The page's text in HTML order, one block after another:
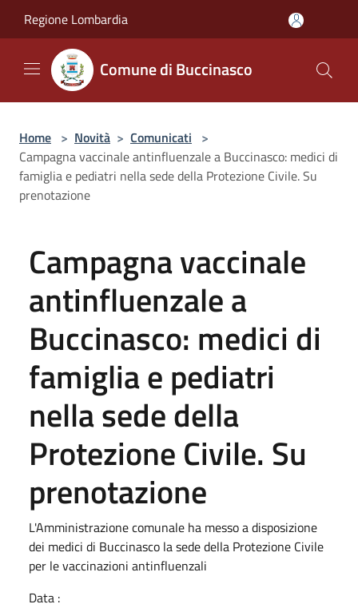
Regione Lombardia
Comune di Buccinasco
Home > Novità > Comunicati >
Campagna vaccinale antinfluenzale a Buccinasco: medici di
famiglia e pediatri nella sede della Protezione Civile. Su
prenotazione
Campagna vaccinale
antinfluenzale a
Buccinasco: medici di
famiglia e pediatri
nella sede della
Protezione Civile. Su
prenotazione
L'Amministrazione comunale ha messo a disposizione
dei medici di Buccinasco la sede della Protezione Civile
per le vaccinazioni antinfluenzali
Data :